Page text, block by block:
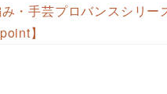
・手芸プロバンスシリ
】